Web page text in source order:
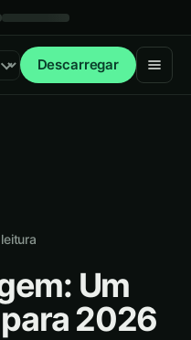
Descarregar
Um
2026